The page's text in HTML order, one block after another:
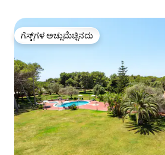
ಗೆಸ್ಟ್‌ಗಳ ಅಚ್ಚುಮೆಚ್ಚಿನದು
ಗೆಸ್ಟ್‌ಗಳ ಅಚ್ಚುಮೆಚ್ಚಿನದು